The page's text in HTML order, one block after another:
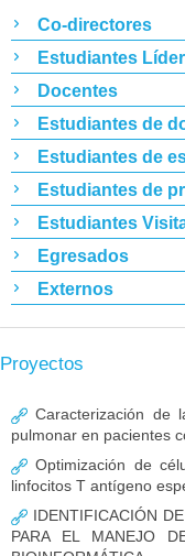
Co-directores
Estudiantes
Docentes
Estudiantes de
Estudiantes de
Estudiantes de
Estudiantes
Egresados
Externos
Proyectos
Caracterización de
pulmonar en pacientes
Optimización de
linfocitos T antígeno
IDENTIFICACIÓN
PARA EL MANEJO